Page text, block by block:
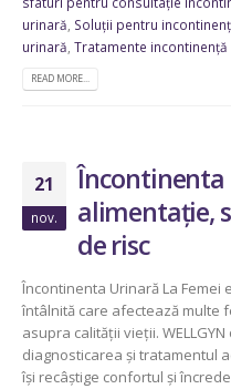
urinară Soluții pentru
urinară Tratamente incontinență
READ MORE...
21
nov.
Încontinenta
alimentație,
de risc
Încontinenta Urinară La
întâlnită care afectează multe
asupra calității vieții.
diagnosticarea și tratamentul
își recâștige confortul și